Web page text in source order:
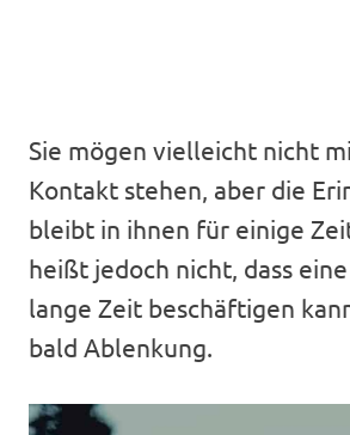
Sie mögen vielleicht nicht
Kontakt stehen, aber die
bleibt in ihnen für einige
heißt jedoch nicht, dass
lange Zeit beschäftigen
bald Ablenkung.